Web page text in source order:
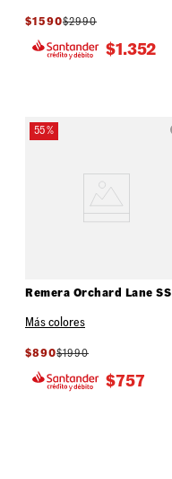
$1590$2990
$1.352
55 %
Remera Orchard Lane SS
Más colores
$890$1990
$757